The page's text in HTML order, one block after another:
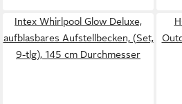
Intex Whirlpool Glow Deluxe,
aufblasbares Aufstellbecken, (Set,
9-tlg), 145 cm Durchmesser